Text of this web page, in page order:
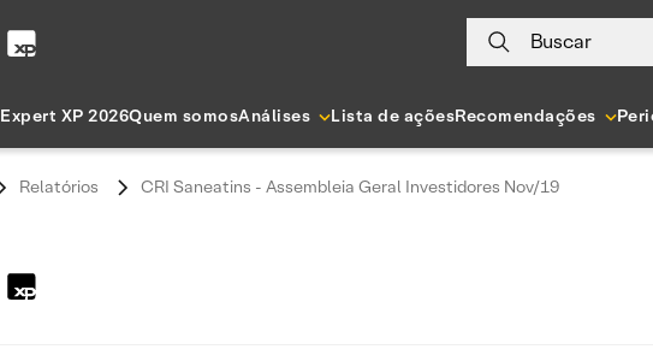
Buscar
Expert XP 2026Quem somosAnálises Lista de açõesRecomendações
Relatórios CRI Saneatins - Assembleia Geral Investidores Nov/19